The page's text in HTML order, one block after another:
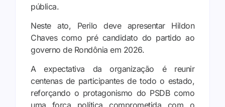
pública.
Neste ato, Perilo deve apresentar Hildon
Chaves como pré candidato do partido ao
governo de Rondônia em 2026.
A expectativa da organização é reunir
centenas de participantes de todo o estado,
reforçando o protagonismo do PSDB como